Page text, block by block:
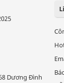
Dương Đình